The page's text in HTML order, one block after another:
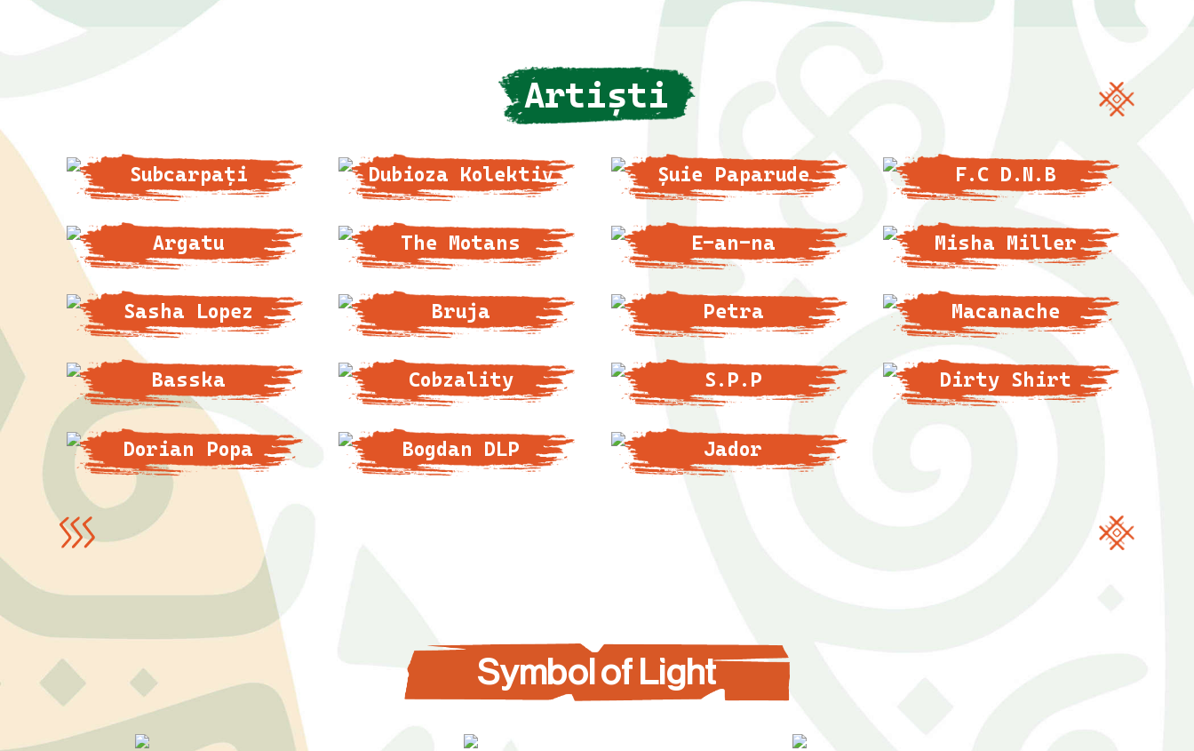
Artiști
Subcarpați Dubioza Kolektiv Șuie Paparude F.C D.N.B
Argatu The Motans E-an-na Misha Miller
Sasha Lopez Bruja Petra Macanache
Basska Cobzality S.P.P Dirty Shirt
Dorian Popa Bogdan DLP Jador
Symbol of Light